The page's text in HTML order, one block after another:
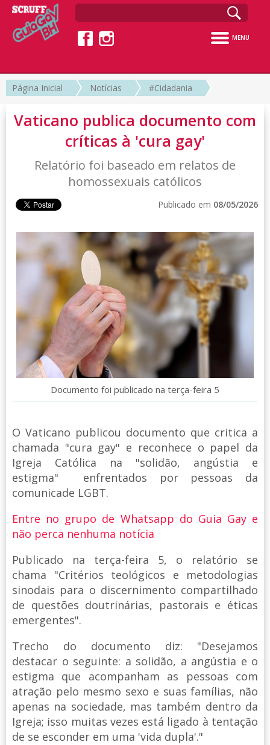
MENU
Página Inicial Notícias #Cidadania
Vaticano publica documento com
críticas à 'cura gay'
Relatório foi baseado em relatos de
homossexuais católicos
Publicado em 08/05/2026
Documento foi publicado na terça-feira 5
O Vaticano publicou documento que critica a
chamada "cura gay" e reconhece o papel da
Igreja Católica na "solidão, angústia e
estigma" enfrentados por pessoas da
comunicade LGBT.
Entre no grupo de Whatsapp do Guia Gay e
não perca nenhuma notícia
Publicado na terça-feira 5, o relatório se
chama "Critérios teológicos e metodologias
sinodais para o discernimento compartilhado
de questões doutrinárias, pastorais e éticas
emergentes".
Trecho do documento diz: "Desejamos
destacar o seguinte: a solidão, a angústia e o
estigma que acompanham as pessoas com
atração pelo mesmo sexo e suas famílias, não
apenas na sociedade, mas também dentro da
Igreja; isso muitas vezes está ligado à tentação
de se esconder em uma 'vida dupla'."